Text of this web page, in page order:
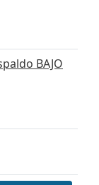
BAJO